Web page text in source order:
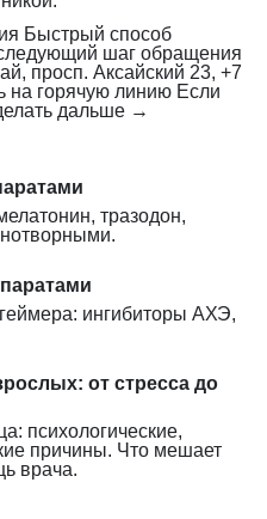
Быстрый способ
шаг обращения
просп. Аксайский 23, +7
на горячую линию Если
дальше →
тразодон,
ингибиторы АХЭ,
от стресса до
психологические,
причины. Что мешает
врача.